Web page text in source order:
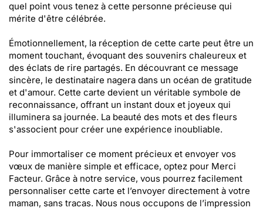
quel point vous tenez à cette personne précieuse qui
mérite d'être célébrée.
Émotionnellement, la réception de cette carte peut être un
moment touchant, évoquant des souvenirs chaleureux et
des éclats de rire partagés. En découvrant ce message
sincère, le destinataire nagera dans un océan de gratitude
et d'amour. Cette carte devient un véritable symbole de
reconnaissance, offrant un instant doux et joyeux qui
illuminera sa journée. La beauté des mots et des fleurs
s'associent pour créer une expérience inoubliable.
Pour immortaliser ce moment précieux et envoyer vos
vœux de manière simple et efficace, optez pour Merci
Facteur. Grâce à notre service, vous pourrez facilement
personnaliser cette carte et l’envoyer directement à votre
maman, sans tracas. Nous nous occupons de l’impression